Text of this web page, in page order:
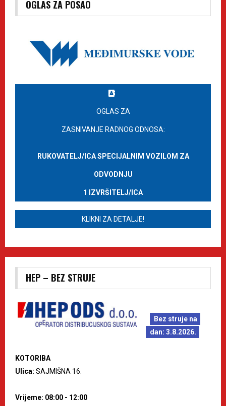
OGLAS ZA POSAO
OGLAS ZA
ZASNIVANJE RADNOG ODNOSA:
RUKOVATELJ/ICA SPECIJALNIM VOZILOM ZA
ODVODNJU
1 IZVRŠITELJ/ICA
KLIKNI ZA DETALJE!
HEP – BEZ STRUJE
Bez struje na
dan: 3.8.2026.
KOTORIBA
Ulica: SAJMIŠNA 16.
Vrijeme: 08:00 - 12:00